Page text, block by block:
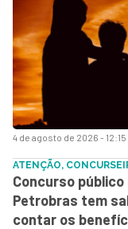
4 de agosto de 2026 - 12:15
ATENÇÃO,
Concurso
Petrobras tem
contar os